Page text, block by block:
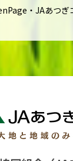
・JAあつぎ